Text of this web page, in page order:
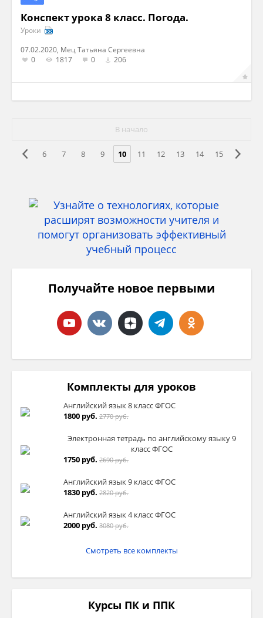
Конспект урока 8 класс. Погода.
Уроки
07.02.2020, Мец Татьяна Сергеевна
0
1817 0 206
В начало
6 7 8 9 10 11 12 13 14 15
Получайте новое первыми
Комплекты для уроков
Английский язык 8 класс ФГОС
1800 руб. 2770 руб.
Электронная тетрадь по английскому языку 9
класс ФГОС
1750 руб. 2690 руб.
Английский язык 9 класс ФГОС
1830 руб. 2820 руб.
Английский язык 4 класс ФГОС
2000 руб. 3080 руб.
Смотреть все комплекты
Курсы ПК и ППК